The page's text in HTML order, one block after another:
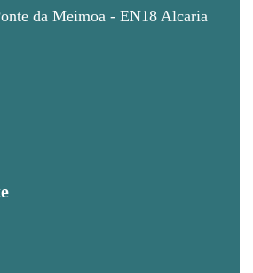
da Meimoa - EN18 Alcaria